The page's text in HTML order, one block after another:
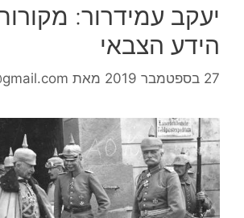
יעקב עמידרור:
הידע הצבאי
27 בספטמבר 2019 מאת